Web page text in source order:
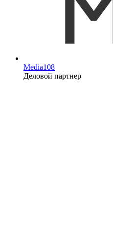
Media108
Деловой партнер